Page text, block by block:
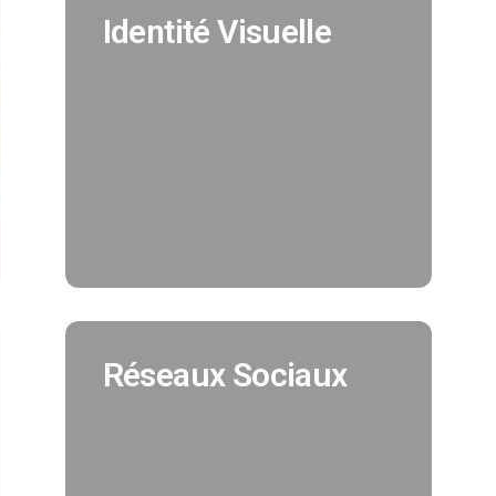
Identité Visuelle
Identité Visuelle
Réseaux Sociaux
Réseaux Sociaux